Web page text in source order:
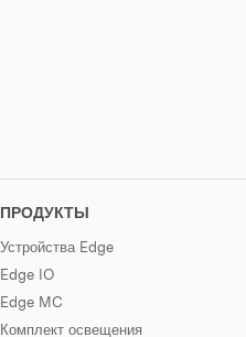
ПРОДУКТЫ
Устройства Edge
Edge IO
Edge MC
Комплект освещения